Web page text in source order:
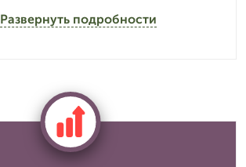
Развернуть подробности